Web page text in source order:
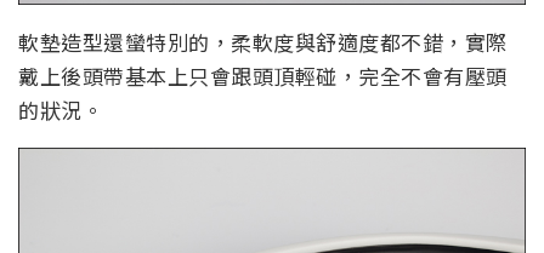
軟墊造型還蠻特別的，柔軟度與舒適度都不錯，實際
戴上後頭帶基本上只會跟頭頂輕碰，完全不會有壓頭
的狀況。